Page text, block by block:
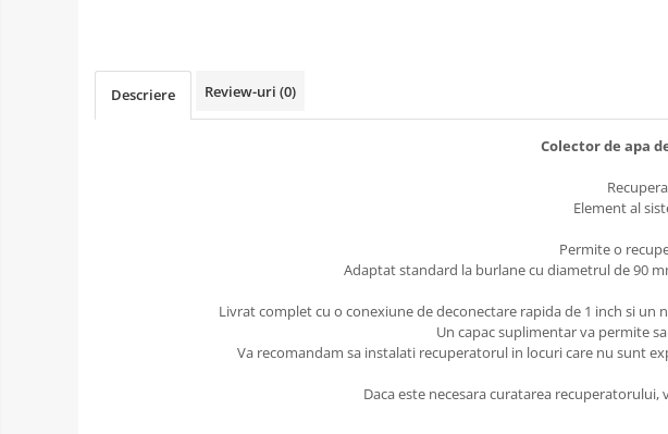
Descriere Review-uri (0)
Colector de apa
Element al
Permite o
Adaptat standard la burlane cu diametrul de 90
Livrat complet cu o conexiune de deconectare rapida de 1 inch si
Un capac suplimentar va permite
Va recomandam sa instalati recuperatorul in locuri care nu sunt
Daca este necesara curatarea